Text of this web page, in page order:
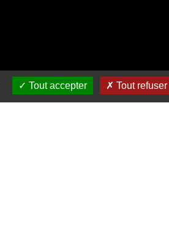
Tout accepter Tout refuser